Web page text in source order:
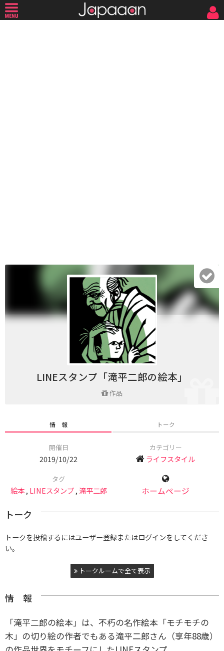
LINEスタンプ「滝平二郎の絵本」
作品
情 報 トーク
開催日
2019/10/22
カテゴリー
ライフスタイル
タグ
絵本, LINEスタンプ, 滝平二郎 ホームページ
トーク
トークを投稿するにはユーザー登録またはログインをしてくださ
い。
トークルームで全て表示
情 報
「滝平二郎の絵本」は、不朽の名作絵本「モチモチの
木」の切り絵の作者でもある滝平二郎さん（享年88歳）